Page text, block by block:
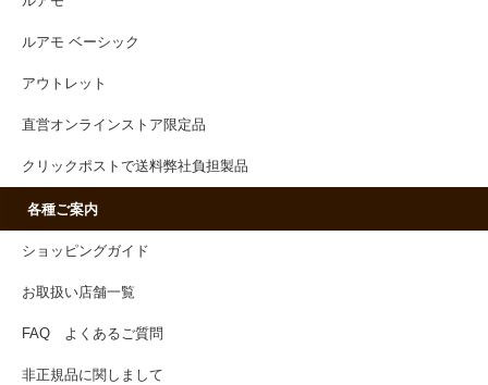
ルアモ ベーシック
アウトレット
直営オンラインストア限定品
クリックポストで送料弊社負担製品
各種ご案内
ショッピングガイド
お取扱い店舗一覧
FAQ よくあるご質問
非正規品に関しまして